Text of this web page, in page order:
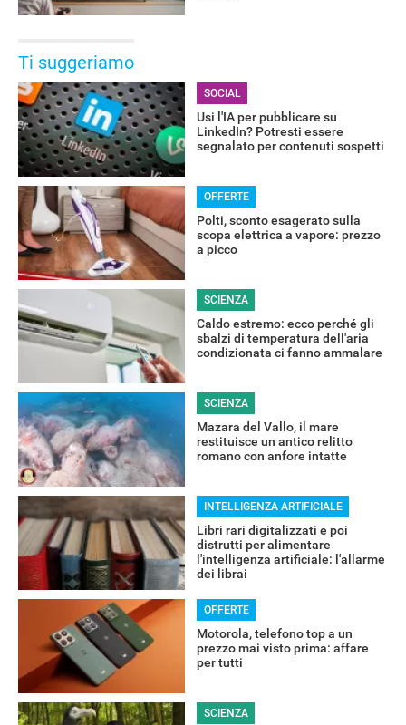
RECENSIONI
Ti suggeriamo
SOCIAL
Usi l'IA per pubblicare su
LinkedIn? Potresti essere
segnalato per contenuti sospetti
OFFERTE
Polti, sconto esagerato sulla
scopa elettrica a vapore: prezzo
a picco
SCIENZA
Caldo estremo: ecco perché gli
sbalzi di temperatura dell'aria
condizionata ci fanno ammalare
SCIENZA
Mazara del Vallo, il mare
restituisce un antico relitto
romano con anfore intatte
INTELLIGENZA ARTIFICIALE
Libri rari digitalizzati e poi
distrutti per alimentare
l'intelligenza artificiale: l'allarme
dei librai
OFFERTE
Motorola, telefono top a un
prezzo mai visto prima: affare
per tutti
SCIENZA